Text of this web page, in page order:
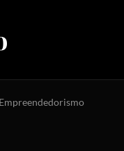
Empreendedorismo